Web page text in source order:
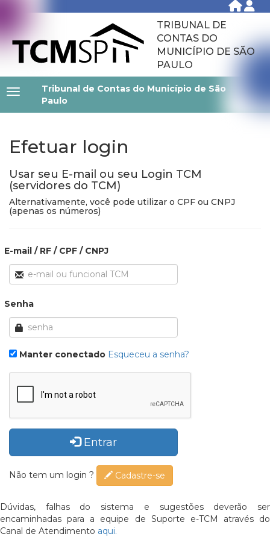
TRIBUNAL DE
CONTAS DO
MUNICÍPIO DE SÃO
PAULO
Tribunal de Contas do Município de São
Paulo
Efetuar login
Usar seu E-mail ou seu Login TCM
(servidores do TCM)
Alternativamente, você pode utilizar o CPF ou CNPJ
(apenas os números)
E-mail / RF / CPF / CNPJ
Senha
Manter conectado Esqueceu a senha?
Entrar
Não tem um login ? Cadastre-se
Dúvidas, falhas do sistema e sugestões deverão ser
encaminhadas para a equipe de Suporte e-TCM através do
Canal de Atendimento aqui.